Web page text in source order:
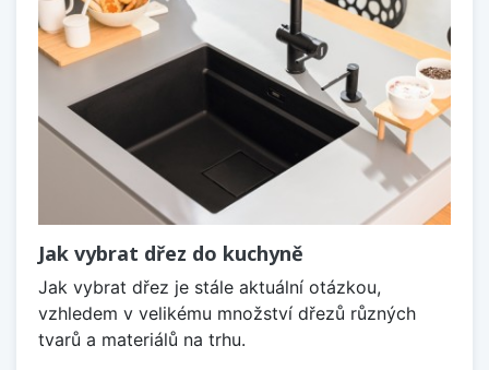
Jak vybrat dřez do kuchyně
Jak vybrat dřez je stále aktuální otázkou,
vzhledem v velikému množství dřezů různých
tvarů a materiálů na trhu.